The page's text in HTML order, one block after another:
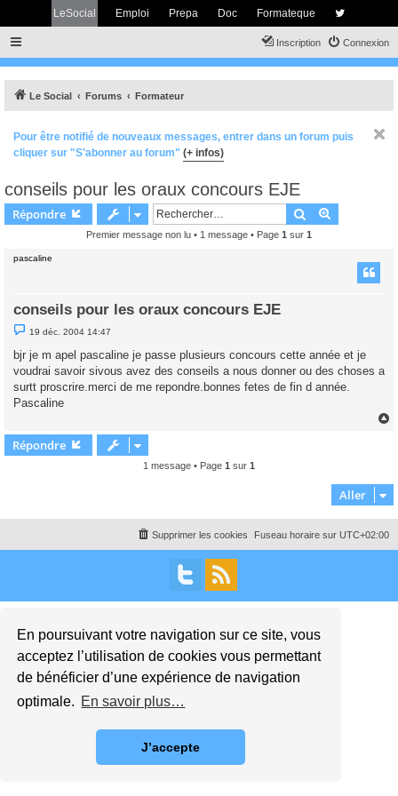
En poursuivant votre navigation sur ce site, vous
acceptez l’utilisation de cookies vous permettant
de bénéficier d’une expérience de navigation
optimale. En savoir plus…
J’accepte
LeSocial Emploi Prepa Doc Formateque
Connexion
Inscription
Le Social Forums Formateur
Pour être notifié de nouveaux messages, entrer dans un forum puis
cliquer sur "S'abonner au forum" (+ infos)
conseils pour les oraux concours EJE
Répondre Rechercher
Premier message non lu • 1 message • Page 1 sur 1
pascaline
conseils pour les oraux concours EJE
M
e
s
s
a
e
n
l
u
19 déc. 2004 14:47
bjr je m apel pascaline je passe plusieurs concours cette année et je
voudrai savoir sivous avez des conseils a nous donner ou des choses a
surtt proscrire.merci de me repondre.bonnes fetes de fin d année.
Pascaline
Répondre
1 message • Page 1 sur 1
Aller
Fuseau horaire sur UTC+02:00
Supprimer les cookies